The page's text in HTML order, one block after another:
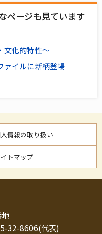
ページも見ています
文化的特性～
ァイルに新柄登場
情報の取り扱い
トマップ
32-8606(代表)